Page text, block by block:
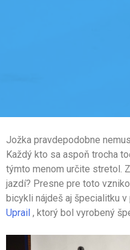
Jožka pravdepodobne
Každý kto sa aspoň trocha
týmto menom určite stretol.
jazdí? Presne pre toto
bicykli nájdeš aj špecialitku
Uprail , ktorý bol vyrobený